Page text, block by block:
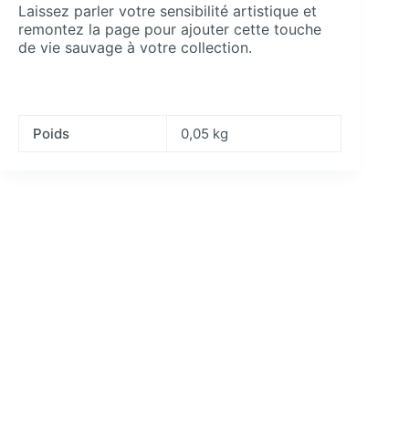
Laissez parler votre sensibilité artistique et
remontez la page pour ajouter cette touche
de vie sauvage à votre collection.
Poids 0,05 kg